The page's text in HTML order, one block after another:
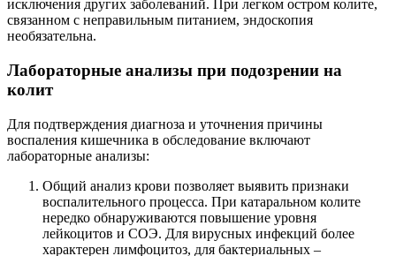
исключения других заболеваний. При легком остром колите,
связанном с неправильным питанием, эндоскопия
необязательна.
Лабораторные анализы при подозрении на
колит
Для подтверждения диагноза и уточнения причины
воспаления кишечника в обследование включают
лабораторные анализы:
Общий анализ крови позволяет выявить признаки
воспалительного процесса. При катаральном колите
нередко обнаруживаются повышение уровня
лейкоцитов и СОЭ. Для вирусных инфекций более
характерен лимфоцитоз, для бактериальных –